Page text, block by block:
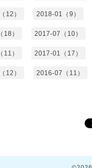
12） 2018-01（9）
18） 2017-07（10）
11） 2017-01（17）
12） 2016-07（11）